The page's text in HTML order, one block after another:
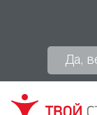
Да,